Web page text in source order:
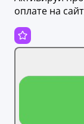
оплате на